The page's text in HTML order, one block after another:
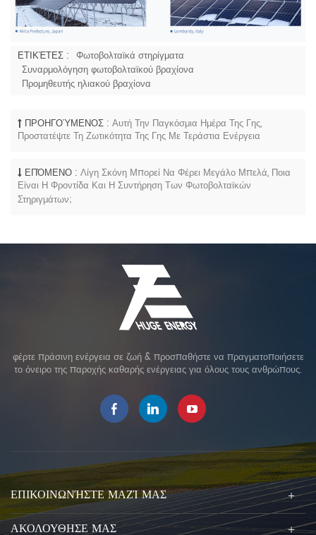
ΕΤΙΚΈΤΕΣ : Φωτοβολταϊκά στηρίγματα
Συναρμολόγηση φωτοβολταϊκού βραχίονα
Προμηθευτής ηλιακού βραχίονα
ΠΡΟΗΓΟΎΜΕΝΟΣ : Αυτή Την Παγκόσμια Ημέρα Της Γης,
Προστατέψτε Τη Ζωτικότητα Της Γης Με Τεράστια Ενέργεια
ΕΠΌΜΕΝΟ : Λίγη Σκόνη Μπορεί Να Φέρει Μεγάλο Μπελά, Ποια
Είναι Η Φροντίδα Και Η Συντήρηση Των Φωτοβολταϊκών
Στηριγμάτων;
φέρτε πράσινη ενέργεια σε ζωή & προσπαθήστε να πραγματοποιήσετε
το όνειρο της παροχής καθαρής ενέργειας για όλους τους ανθρώπους.
ΕΠΙΚΟΙΝΩΝΉΣΤΕ ΜΑΖΊ ΜΑΣ
ΑΚΟΛΟΥΘΗΣΕ ΜΑΣ